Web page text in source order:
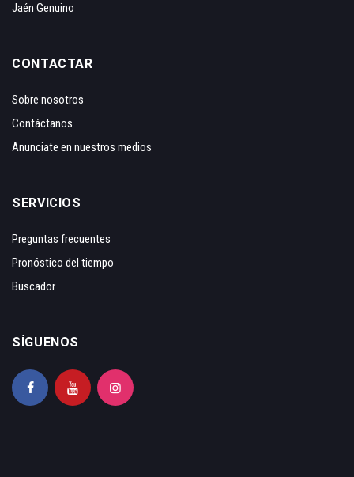
Jaén Genuino
CONTACTAR
Sobre nosotros
Contáctanos
Anunciate en nuestros medios
SERVICIOS
Preguntas frecuentes
Pronóstico del tiempo
Buscador
SÍGUENOS